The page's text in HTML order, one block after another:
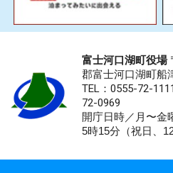
富士河口湖町役場
郡富士河口湖町船
TEL：0555-72-1111
72-0969
開庁日時／月〜
5時15分（祝日、